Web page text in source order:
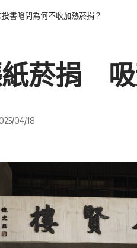
書嗆問為何不收加熱菸捐？
菸捐 吸
04/18